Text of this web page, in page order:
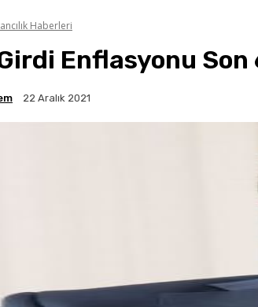
Haberleri
Enflasyonu Son
22 Aralık 2021